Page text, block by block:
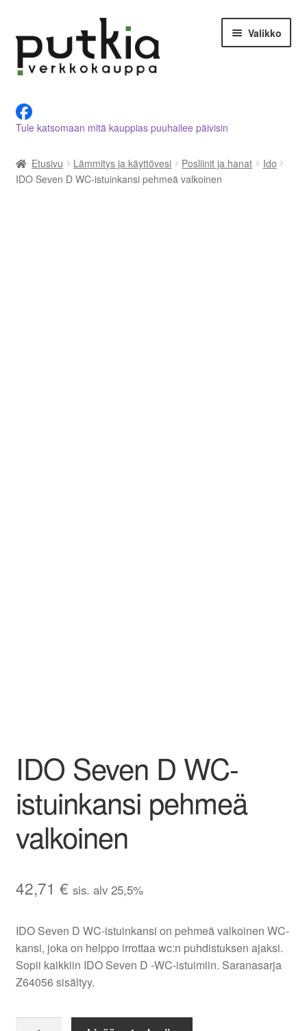
navigointiin
sisältöön
Valikko
Tietoja meistä
Asiakastilini
Tule katsomaan mitä kauppias puuhailee päivisin
Etusivu Lämmitys ja käyttövesi Posliinit ja hanat
Ido
IDO Seven D WC-istuinkansi pehmeä valkoinen
IDO Seven D WC-
istuinkansi pehmeä
valkoinen
42,71 € sis. alv 25,5%
IDO Seven D WC-istuinkansi on pehmeä valkoinen WC-
kansi, joka on helppo irrottaa wc:n puhdistuksen ajaksi.
Sopii kaikkiin IDO Seven D -WC-istuimiin. Saranasarja
Z64056 sisältyy.